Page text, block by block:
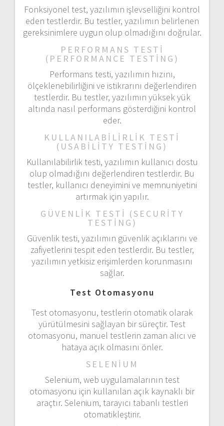
Fonksiyonel test, yazılımın işlevselliğini kontrol
eden testlerdir. Bu testler, yazılımın belirlenen
gereksinimlere uygun olup olmadığını doğrular.
PERFORMANS TESTI
(PERFORMANCE TESTING)
Performans testi, yazılımın hızını,
ölçeklenebilirliğini ve istikrarını değerlendiren
testlerdir. Bu testler, yazılımın yüksek yük
altında nasıl performans gösterdiğini kontrol
eder.
KULLANILABILIRLIK TESTI
(USABILITY TESTING)
Kullanılabilirlik testi, yazılımın kullanıcı dostu
olup olmadığını değerlendiren testlerdir. Bu
testler, kullanıcı deneyimini ve memnuniyetini
artırmak için yapılır.
GÜVENLIK TESTI (SECURITY
TESTING)
Güvenlik testi, yazılımın güvenlik açıklarını ve
zafiyetlerini tespit eden testlerdir. Bu testler,
yazılımın yetkisiz erişimlerden korunmasını
sağlar.
Test Otomasyonu
Test otomasyonu, testlerin otomatik olarak
yürütülmesini sağlayan bir süreçtir. Test
otomasyonu, manuel testlerin zaman alıcı ve
hataya açık olmasını önler.
SELENIUM
Selenium, web uygulamalarının test
otomasyonu için kullanılan açık kaynaklı bir
araçtır. Selenium, tarayıcı tabanlı testleri
otomatikleştirir.